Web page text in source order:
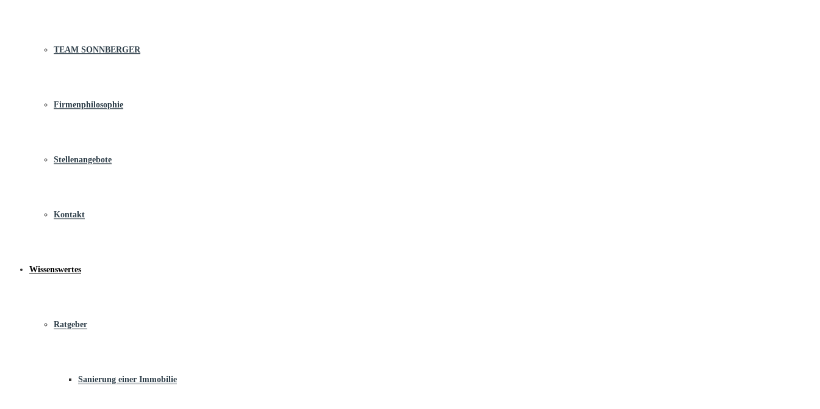
TEAM SONNBERGER
Firmenphilosophie
Stellenangebote
Kontakt
Wissenswertes
Ratgeber
Sanierung einer Immobilie